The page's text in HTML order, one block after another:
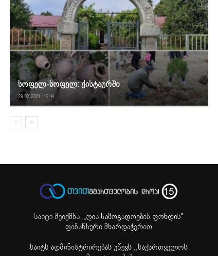
სოფელ-სოფელ: ქისტაურში
29.03.2021. 12:44
საიტი შეიქმნა ,„ღია საზოგადოების ფონდის"
ფინანსური მხარდაჭერით
საიტს ადმინისტრირებას უწევს ,,საქართველოს